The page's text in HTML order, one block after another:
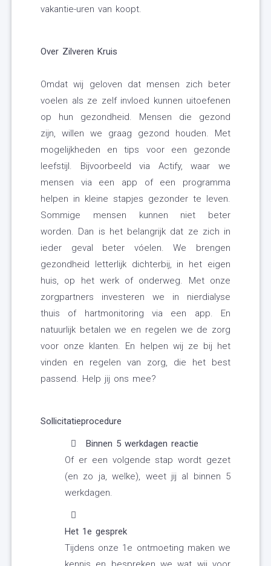
vakantie-uren van koopt.
Over Zilveren Kruis
Omdat wij geloven dat mensen zich beter
voelen als ze zelf invloed kunnen uitoefenen
op hun gezondheid. Mensen die gezond
zijn, willen we graag gezond houden. Met
mogelijkheden en tips voor een gezonde
leefstijl. Bijvoorbeeld via Actify, waar we
mensen via een app of een programma
helpen in kleine stapjes gezonder te leven.
Sommige mensen kunnen niet beter
worden. Dan is het belangrijk dat ze zich in
ieder geval beter vóelen. We brengen
gezondheid letterlijk dichterbij, in het eigen
huis, op het werk of onderweg. Met onze
zorgpartners investeren we in nierdialyse
thuis of hartmonitoring via een app. En
natuurlijk betalen we en regelen we de zorg
voor onze klanten. En helpen wij ze bij het
vinden en regelen van zorg, die het best
passend. Help jij ons mee?
Sollicitatieprocedure
Binnen 5 werkdagen reactie
Of er een volgende stap wordt gezet
(en zo ja, welke), weet jij al binnen 5
werkdagen.
Het 1e gesprek
Tijdens onze 1e ontmoeting maken we